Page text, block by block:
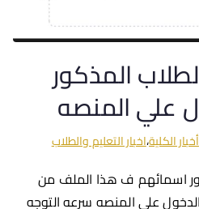
المذكور
علي المنصه
أخبار الكلية،اخبار التعليم والطلاب
اسمائهم ف هذا الملف من
علي المنصه سرعه التوجه